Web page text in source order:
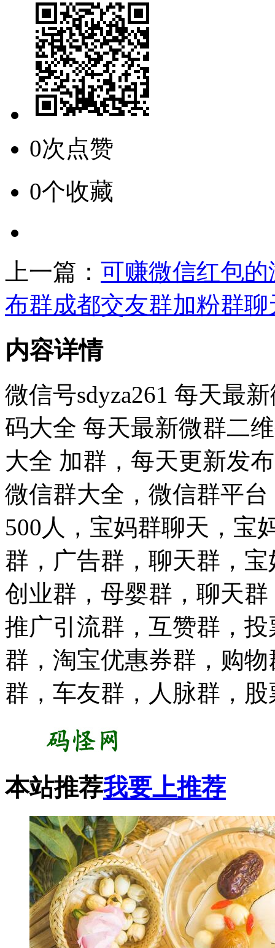
0次点赞
0个收藏
上一篇： 可赚微信红包的
布群成都交友群加粉群
内容详情
微信号sdyza261 每天最
码大全 每天最新微群二
大全 加群，每天更新发
微信群大全，微信群平
500人，宝妈群聊天，宝
群，广告群，聊天群，
创业群，母婴群，聊天
推广引流群，互赞群，
群，淘宝优惠券群，购
群，车友群，人脉群，
本站推荐我要上推荐